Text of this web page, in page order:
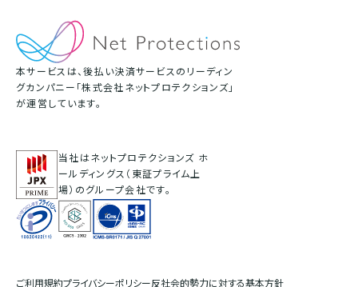
本サービスは、後払い決済サービスのリーディン
グカンパニー「株式会社ネットプロテクションズ」
が運営しています。
当社はネットプロテクションズ ホ
ールディングス（東証プライム上
場）のグループ会社です。
ご利用規約プライバシーポリシー反社会的勢力に対する基本方針